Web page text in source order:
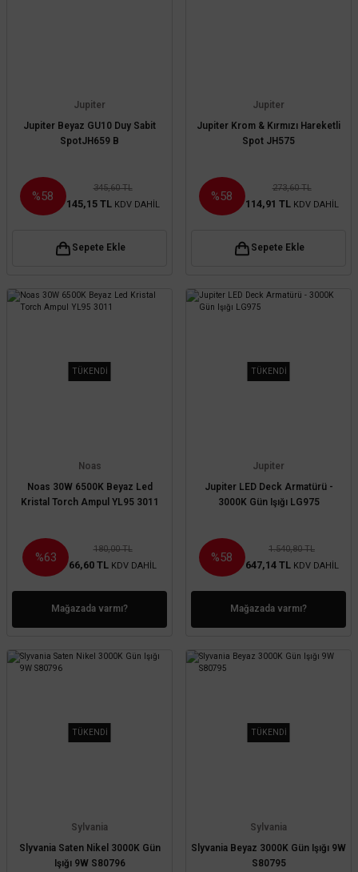
Jupiter
Jupiter Beyaz GU10 Duy Sabit
SpotJH659 B
%58
345,60 TL
145,15 TL KDV DAHİL
Sepete Ekle
Jupiter
Jupiter Krom & Kırmızı Hareketli
Spot JH575
%58
273,60 TL
114,91 TL KDV DAHİL
Sepete Ekle
TÜKENDİ
Noas
Noas 30W 6500K Beyaz Led
Kristal Torch Ampul YL95 3011
%63
180,00 TL
66,60 TL KDV DAHİL
Mağazada varmı?
TÜKENDİ
Jupiter
Jupiter LED Deck Armatürü -
3000K Gün Işığı LG975
%58
1.540,80 TL
647,14 TL KDV DAHİL
Mağazada varmı?
TÜKENDİ
Sylvania
Slyvania Saten Nikel 3000K Gün
Işığı 9W S80796
TÜKENDİ
Sylvania
Slyvania Beyaz 3000K Gün Işığı 9W
S80795